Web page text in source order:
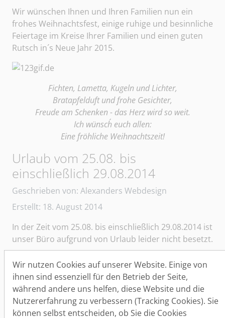
Wir wünschen Ihnen und Ihren Familien nun ein
frohes Weihnachtsfest, einige ruhige und besinnliche
Feiertage im Kreise Ihrer Familien und einen guten
Rutsch in´s Neue Jahr 2015.
Fichten, Lametta, Kugeln und Lichter,
Bratapfelduft und frohe Gesichter,
Freude am Schenken - das Herz wird so weit.
Ich wünsch´ euch allen:
Eine fröhliche Weihnachtszeit!
Urlaub vom 25.08. bis
einschließlich 29.08.2014
Details
Geschrieben von: Alexanders Webdesign
Erstellt: 18. August 2014
In der Zeit vom 25.08. bis einschließlich 29.08.2014 ist
unser Büro aufgrund von Urlaub leider nicht besetzt.
Wichtige Nachrichten sprechen Sie bitte auf unseren
AB. - Bewerbungsunterlagen bzw. allgemeine
Anfagen schicken Sie uns einfach per Post, per E-Mail
oder per Fax. - Wir melden uns dann ab dem
01.09.2014 bei Ihnen zurück.
Wir nutzen Cookies auf unserer Website. Einige von
ihnen sind essenziell für den Betrieb der Seite,
während andere uns helfen, diese Website und die
Nutzererfahrung zu verbessern (Tracking Cookies). Sie
können selbst entscheiden, ob Sie die Cookies